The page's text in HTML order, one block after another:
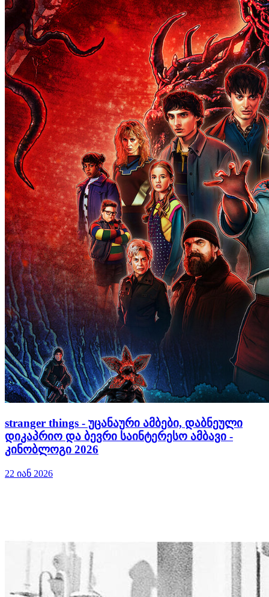
stranger things - უცანაური ამბები, დაბნეული
დიკაპრიო და ბევრი საინტერესო ამბავი -
კინობლოგი 2026
22 იან 2026